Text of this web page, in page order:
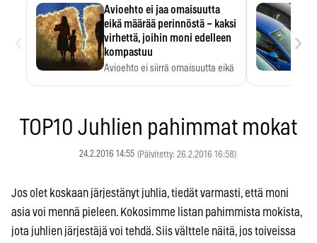
Avioehto ei jaa omaisuutta
eikä määrää perinnöstä – kaksi
virhettä, joihin moni edelleen
kompastuu
Avioehto ei siirrä omaisuutta eikä
›
TOP10 Juhlien pahimmat mokat
24.2.2016 14:55 (Päivitetty: 26.2.2016 16:58)
Jos olet koskaan järjestänyt juhlia, tiedät varmasti, että moni
asia voi mennä pieleen. Kokosimme listan pahimmista mokista,
jota juhlien järjestäjä voi tehdä. Siis välttele näitä, jos toiveissa